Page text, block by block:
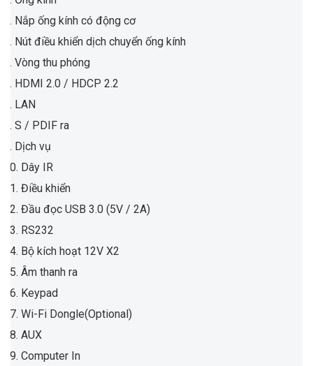
3. Nắp ống kính có động cơ
4. Nút điều khiển dịch chuyển ống kính
5. Vòng thu phóng
6. HDMI 2.0 / HDCP 2.2
7. LAN
8. S / PDIF ra
9. Dịch vụ
10. Dây IR
11. Điều khiển
12. Đầu đọc USB 3.0 (5V / 2A)
13. RS232
14. Bộ kích hoạt 12V X2
15. Âm thanh ra
16. Keypad
17. Wi-Fi Dongle(Optional)
18. AUX
19. Computer In